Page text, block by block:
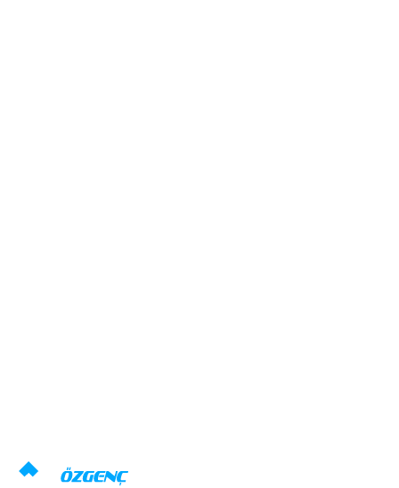
Demander un prix Télécharger le catalogue